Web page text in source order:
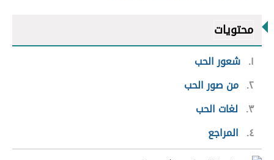
محتويات
١ شعور الحب
٢ من صور الحب
٣ لغات الحب
٤
المراجع